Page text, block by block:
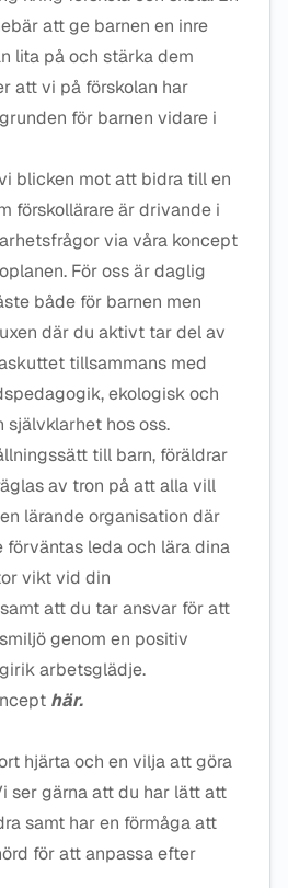
att ge barnen en inre
lita på och stärka dem
att vi på förskolan har
för barnen vidare i
blicken mot att bidra till en
förskollärare är drivande i
via våra koncept
För oss är daglig
både för barnen men
där du aktivt tar del av
tillsammans med
ekologisk och
självklarhet hos oss.
till barn, föräldrar
av tron på att alla vill
lärande organisation där
förväntas leda och lära dina
vikt vid din
att du tar ansvar för att
genom en positiv
arbetsglädje.
här.
hjärta och en vilja att göra
ser gärna att du har lätt att
samt har en förmåga att
för att anpassa efter